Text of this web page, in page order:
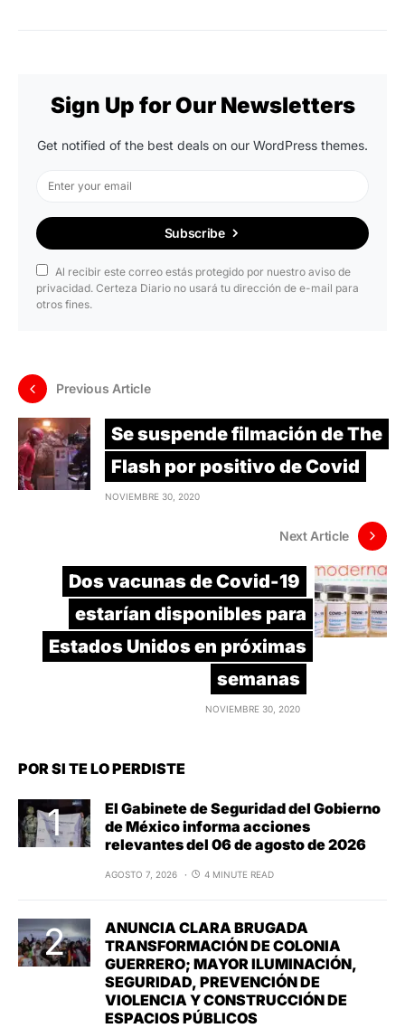
Sign Up for Our Newsletters
Get notified of the best deals on our WordPress themes.
Subscribe
Al recibir este correo estás protegido por nuestro aviso de
privacidad. Certeza Diario no usará tu dirección de e-mail para
otros fines.
Previous Article
Se suspende filmación de The
Flash por positivo de Covid
NOVIEMBRE 30, 2020
Next Article
Dos vacunas de Covid-19
estarían disponibles para
Estados Unidos en próximas
semanas
NOVIEMBRE 30, 2020
POR SI TE LO PERDISTE
El Gabinete de Seguridad del Gobierno
de México informa acciones
relevantes del 06 de agosto de 2026
AGOSTO 7, 2026 4 MINUTE READ
ANUNCIA CLARA BRUGADA
TRANSFORMACIÓN DE COLONIA
GUERRERO; MAYOR ILUMINACIÓN,
SEGURIDAD, PREVENCIÓN DE
VIOLENCIA Y CONSTRUCCIÓN DE
ESPACIOS PÚBLICOS